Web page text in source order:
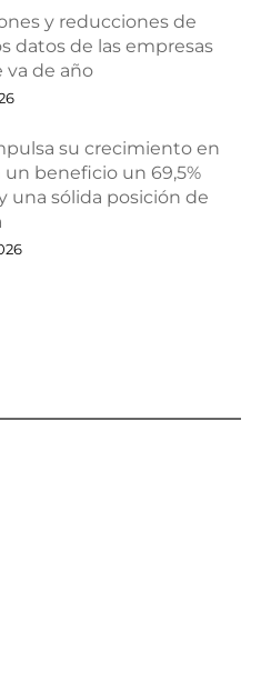
y reducciones de
datos de las empresas
va de año
su crecimiento en
un beneficio un 69,5%
una sólida posición de